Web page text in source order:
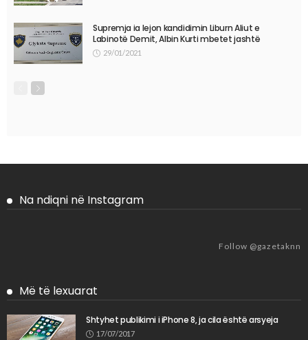
Supremja ia lejon kandidimin Liburn Aliut e
Labinotë Demit, Albin Kurti mbetet jashtë
29/01/2021
Na ndiqni në Instagram
Follow @gazetaknn
Më të lexuarat
Shtyhet publikimi i iPhone 8, ja cila është arsyeja
17/07/2017